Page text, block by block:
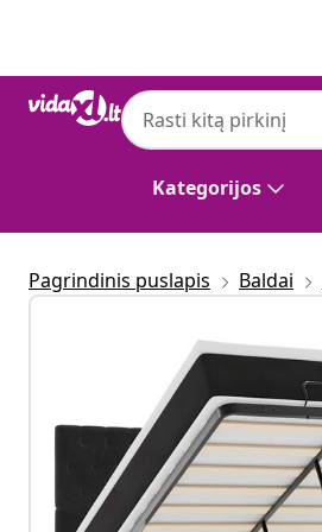
Kategorijos
Pagrindinis puslapis Baldai